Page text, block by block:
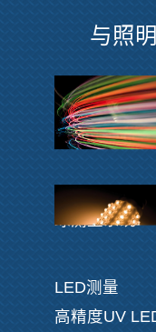
与照
光纤照明器积
球测量系统
LED测量
高精度UV